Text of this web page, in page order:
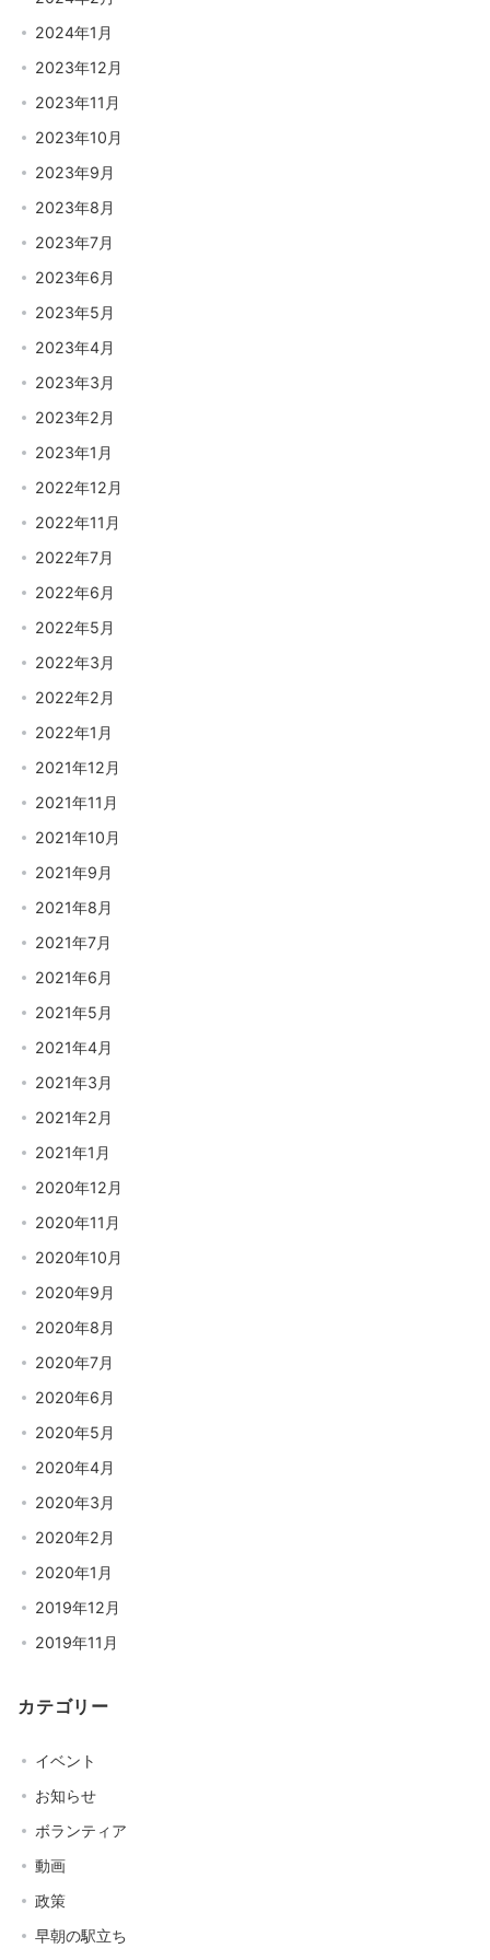
2024年1月
2023年12月
2023年11月
2023年10月
2023年9月
2023年8月
2023年7月
2023年6月
2023年5月
2023年4月
2023年3月
2023年2月
2023年1月
2022年12月
2022年11月
2022年7月
2022年6月
2022年5月
2022年3月
2022年2月
2022年1月
2021年12月
2021年11月
2021年10月
2021年9月
2021年8月
2021年7月
2021年6月
2021年5月
2021年4月
2021年3月
2021年2月
2021年1月
2020年12月
2020年11月
2020年10月
2020年9月
2020年8月
2020年7月
2020年6月
2020年5月
2020年4月
2020年3月
2020年2月
2020年1月
2019年12月
2019年11月
カテゴリー
イベント
お知らせ
ボランティア
動画
政策
早朝の駅立ち